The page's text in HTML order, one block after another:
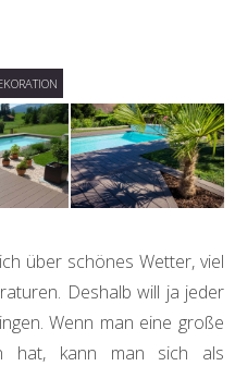
über schönes Wetter, viel
Deshalb will ja jeder
Wenn man eine große
hat, kann man sich als